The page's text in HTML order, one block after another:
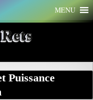
MENU
Puissance